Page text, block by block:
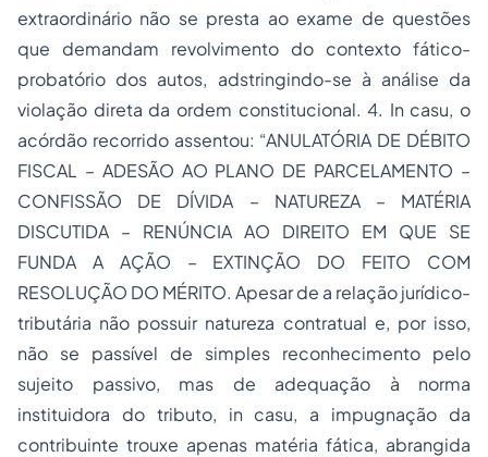
extraordinário não se presta ao exame de questões
que demandam revolvimento do contexto fático-
probatório dos autos, adstringindo-se à análise da
violação direta da ordem constitucional. 4. In casu, o
acórdão recorrido assentou: “ANULATÓRIA DE DÉBITO
FISCAL – ADESÃO AO PLANO DE PARCELAMENTO –
CONFISSÃO DE DÍVIDA – NATUREZA – MATÉRIA
DISCUTIDA – RENÚNCIA AO DIREITO EM QUE SE
FUNDA A AÇÃO – EXTINÇÃO DO FEITO COM
RESOLUÇÃO DO MÉRITO. Apesar de a relação jurídico-
tributária não possuir natureza contratual e, por isso,
não se passível de simples reconhecimento pelo
sujeito passivo, mas de adequação à norma
instituidora do tributo, in casu, a impugnação da
contribuinte trouxe apenas matéria fática, abrangida